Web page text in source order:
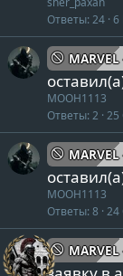
_
p
r
i
l
e
Ответы 24 6
MOOH1113
Ответы 2 25
MOOH1113
Ответы 8 24
v
i